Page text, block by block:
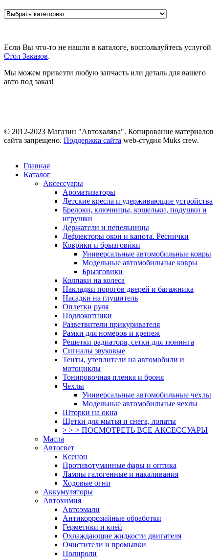
Если Вы что-то не нашли в каталоге, воспользуйтесь услугой
Стол Заказов.
Мы можем привезти любую запчасть или деталь для вашего
авто под заказ!
© 2012-2023 Магазин "Автохалява". Копирование материалов
сайта запрещено. Поддержка сайта web-студия Muks crew.
Главная
Каталог
Аксессуары
Ароматизаторы
Детские кресла и удерживающие устройства
Брелоки, ключницы, кошельки, подушки и
игрушки
Держатели и пепельницы
Дефлекторы окон и капота. Реснички
Коврики и брызговики
Универсальные автомобильные ковры
Модельные автомобильные ковры
Брызговики
Колпаки на колеса
Накладки порогов дверей и багажника
Насадки на глушитель
Оплетки руля
Подлокотники
Разветвители прикуривателя
Рамки для номеров и крепеж
Решетки радиатора, сетки для тюнинга
Сигналы звуковые
Тенты, утеплители на автомобили и
мотоциклы
Тонировочная пленка и броня
Чехлы
Универсальные автомобильные чехлы
Модельные автомобильные чехлы
Шторки на окна
Щетки для мытья и снега, лопаты
> > > ПОСМОТРЕТЬ ВСЕ АКСЕССУАРЫ
Масла
Автосвет
Ксенон
Противотуманные фары и оптика
Лампы галогенные и накаливания
Ходовые огни
Аккумуляторы
Автохимия
Автоэмали
Антикоррозийные обработки
Герметики и клей
Охлаждающие жидкости двигателя
Очистители и промывки
Полироли